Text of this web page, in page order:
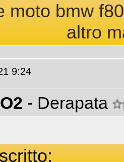
moto bmw
altro
9:24
- Derapata